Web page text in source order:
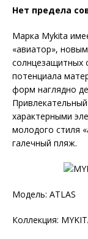
Нет предела
Марка Mykita
«авиатор»,
солнцезащитных
потенциала
форм наглядно
характерными
молодого стиля
галечный пляж.
Модель: ATLAS
Коллекция: